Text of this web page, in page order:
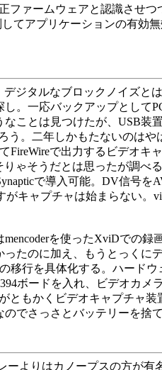
ファームウェアと認識させ
てアプリケーションの有
ジタルなブロックノイズと
。一応バックアップとし
ことは見つけたが、USB
。二年しかもたないのはや
で出力するビデオキ
ゃそうだとは思ったが調べ
で導入可能。DV信号
がキャプチャは始まらない
を使ったXviDでの
たのに加え、もうとっく
行を具体化する。ハードウ
ボードを入れ、ビデオカ
ともかくビデオキャプチャ装
でさっさとバッテリーを捨て
よりはカノープスの方が有